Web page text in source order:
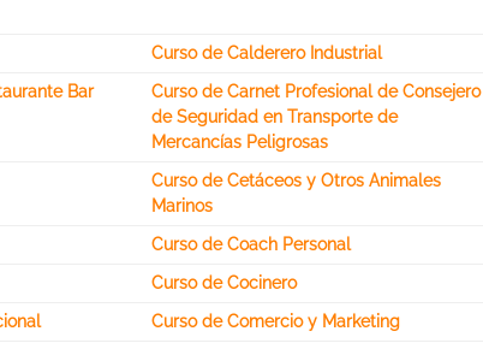
Curso de Calderero Industrial
Bar
Curso de Carnet Profesional de Consejero
de Seguridad en Transporte de
Mercancías Peligrosas
Curso de Cetáceos y Otros Animales
Marinos
Curso de Coach Personal
Curso de Cocinero
Curso de Comercio y Marketing